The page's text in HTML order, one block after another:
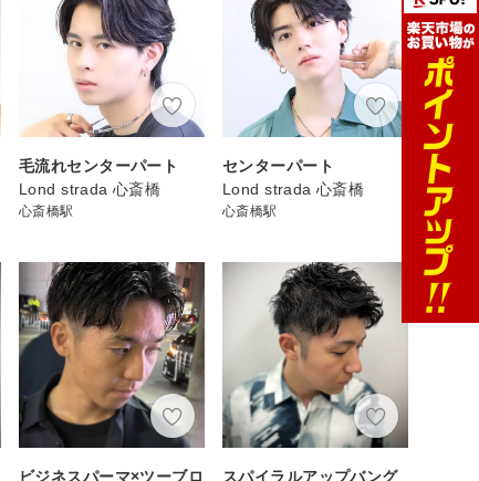
毛流れセンターパート
Lond strada 心斎橋
心斎橋駅
センターパート
Lond strada 心斎橋
心斎橋駅
ビジネスパーマ×ツーブロ
スパイラルアップバング